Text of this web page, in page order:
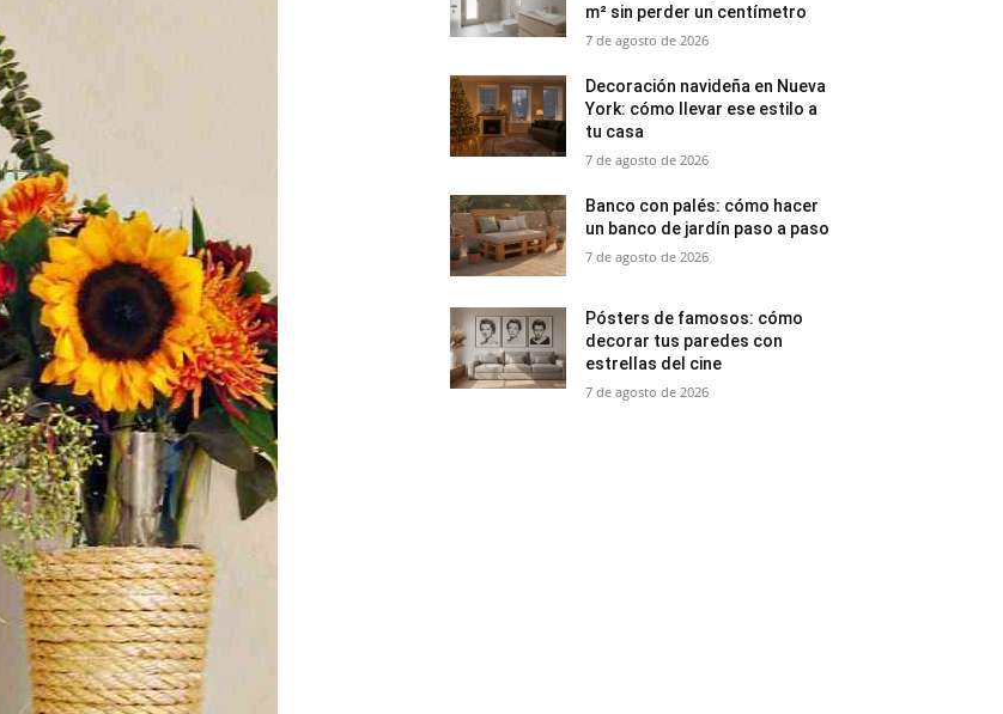
m² sin perder un centímetro
7 de agosto de 2026
Decoración navideña en Nueva
York: cómo llevar ese estilo a
tu casa
7 de agosto de 2026
Banco con palés: cómo hacer
un banco de jardín paso a paso
7 de agosto de 2026
Pósters de famosos: cómo
decorar tus paredes con
estrellas del cine
7 de agosto de 2026